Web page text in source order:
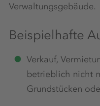
Verwaltungsgebäude.
Beispielhafte
Verkauf,
betrieblich nicht
Grundstücken